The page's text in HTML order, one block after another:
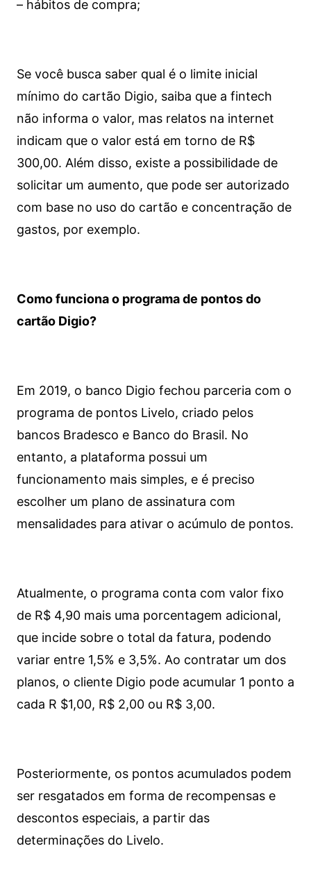
– hábitos de compra;
Se você busca saber qual é o limite inicial
mínimo do cartão Digio, saiba que a fintech
não informa o valor, mas relatos na internet
indicam que o valor está em torno de R$
300,00. Além disso, existe a possibilidade de
solicitar um aumento, que pode ser autorizado
com base no uso do cartão e concentração de
gastos, por exemplo.
Como funciona o programa de pontos do
cartão Digio?
Em 2019, o banco Digio fechou parceria com o
programa de pontos Livelo, criado pelos
bancos Bradesco e Banco do Brasil. No
entanto, a plataforma possui um
funcionamento mais simples, e é preciso
escolher um plano de assinatura com
mensalidades para ativar o acúmulo de pontos.
Atualmente, o programa conta com valor fixo
de R$ 4,90 mais uma porcentagem adicional,
que incide sobre o total da fatura, podendo
variar entre 1,5% e 3,5%. Ao contratar um dos
planos, o cliente Digio pode acumular 1 ponto a
cada R $1,00, R$ 2,00 ou R$ 3,00.
Posteriormente, os pontos acumulados podem
ser resgatados em forma de recompensas e
descontos especiais, a partir das
determinações do Livelo.